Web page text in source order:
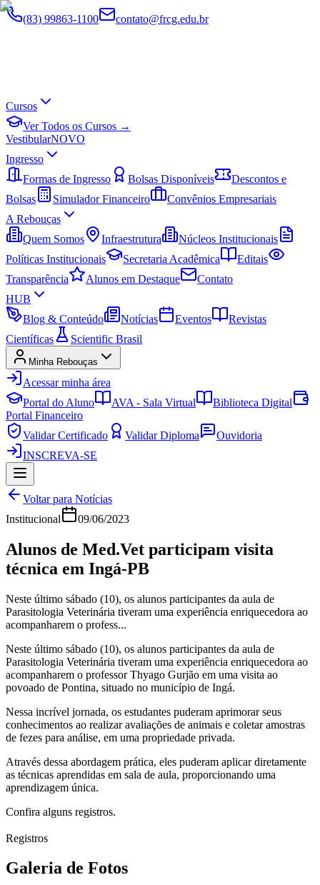
(83) 99863-1100 contato@frcg.edu.br
Cursos
Ver Todos os Cursos →
VestibularNOVO
Ingresso
Formas de Ingresso
Bolsas Disponíveis
Descontos e
Bolsas
Simulador Financeiro
Convênios Empresariais
A Rebouças
Quem Somos
Infraestrutura
Núcleos Institucionais
Políticas Institucionais
Secretaria Acadêmica
Editais
Transparência
Alunos em Destaque
Contato
HUB
Blog & Conteúdo
Notícias Eventos
Revistas
Científicas
Scientific Brasil
Minha Rebouças
Acessar minha área
Portal do Aluno
AVA - Sala Virtual
Biblioteca Digital
Portal Financeiro
Validar Certificado
Validar Diploma
Ouvidoria
INSCREVA-SE
Voltar para Notícias
Institucional
09/06/2023
Alunos de Med.Vet participam visita
técnica em Ingá-PB
Neste último sábado (10), os alunos participantes da aula de
Parasitologia Veterinária tiveram uma experiência enriquecedora ao
acompanharem o profess...
Neste último sábado (10), os alunos participantes da aula de
Parasitologia Veterinária tiveram uma experiência enriquecedora ao
acompanharem o professor Thyago Gurjão em uma visita ao
povoado de Pontina, situado no município de Ingá.
Nessa incrível jornada, os estudantes puderam aprimorar seus
conhecimentos ao realizar avaliações de animais e coletar amostras
de fezes para análise, em uma propriedade privada.
Através dessa abordagem prática, eles puderam aplicar diretamente
as técnicas aprendidas em sala de aula, proporcionando uma
aprendizagem única.
Confira alguns registros.
Registros
Galeria de Fotos